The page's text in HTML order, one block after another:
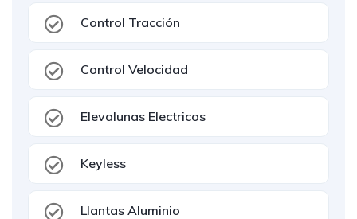
Control Tracción
Control Velocidad
Elevalunas Electricos
Keyless
Llantas Aluminio